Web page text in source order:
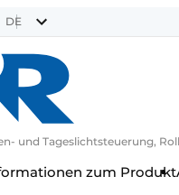
DE
und Tageslichtsteuerung,
zum Produkt